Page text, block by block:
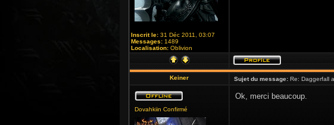
Inscrit le: 31 Déc 2011, 03:07
Messages: 1489
Localisation: Oblivion
Keiner Sujet du message: Re: Daggerfall
Dovahkiin Confirmé
Ok, merci beaucoup.